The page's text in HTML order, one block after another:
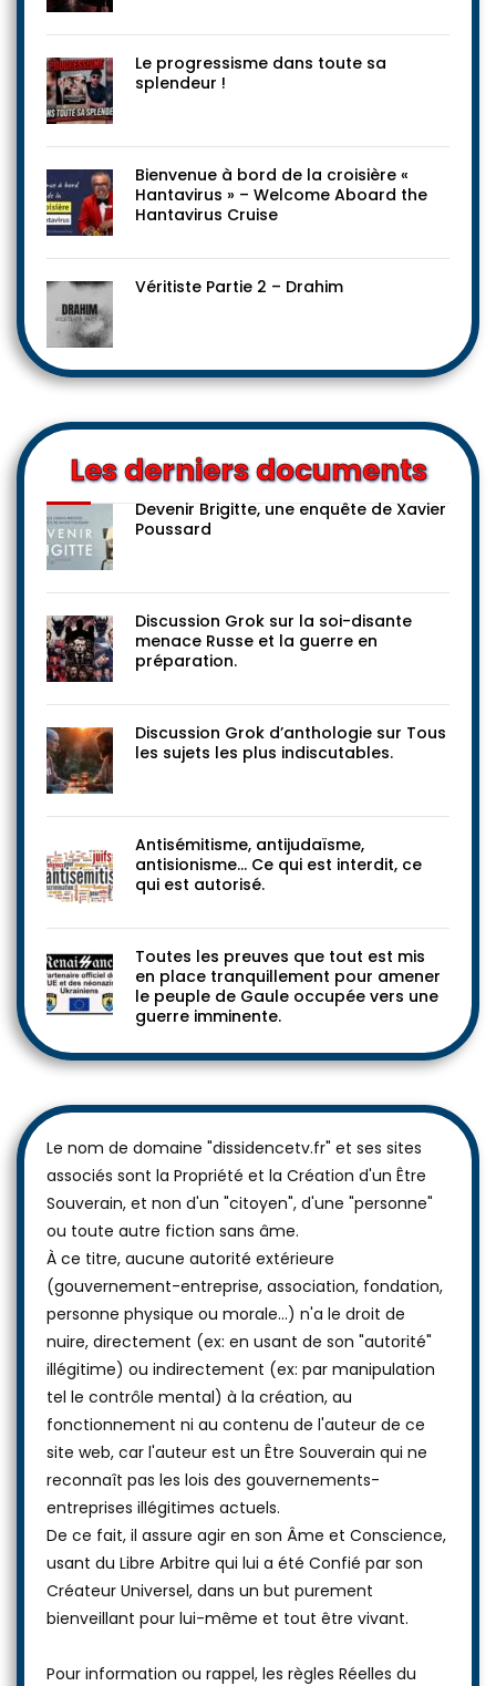
Le progressisme dans toute sa
splendeur !
Bienvenue à bord de la croisière «
Hantavirus » – Welcome Aboard the
Hantavirus Cruise
Véritiste Partie 2 – Drahim
Les derniers documents
Devenir Brigitte, une enquête de Xavier
Poussard
Discussion Grok sur la soi-disante
menace Russe et la guerre en
préparation.
Discussion Grok d’anthologie sur Tous
les sujets les plus indiscutables.
Antisémitisme, antijudaïsme,
antisionisme… Ce qui est interdit, ce
qui est autorisé.
Toutes les preuves que tout est mis
en place tranquillement pour amener
le peuple de Gaule occupée vers une
guerre imminente.
Le nom de domaine "dissidencetv.fr" et ses sites
associés sont la Propriété et la Création d'un Être
Souverain, et non d'un "citoyen", d'une "personne"
ou toute autre fiction sans âme.
À ce titre, aucune autorité extérieure
(gouvernement-entreprise, association, fondation,
personne physique ou morale...) n'a le droit de
nuire, directement (ex: en usant de son "autorité"
illégitime) ou indirectement (ex: par manipulation
tel le contrôle mental) à la création, au
fonctionnement ni au contenu de l'auteur de ce
site web, car l'auteur est un Être Souverain qui ne
reconnaît pas les lois des gouvernements-
entreprises illégitimes actuels.
De ce fait, il assure agir en son Âme et Conscience,
usant du Libre Arbitre qui lui a été Confié par son
Créateur Universel, dans un but purement
bienveillant pour lui-même et tout être vivant.
Pour information ou rappel, les règles Réelles du